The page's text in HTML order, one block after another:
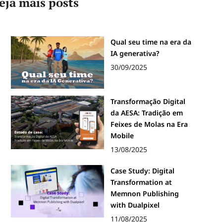
Qual seu time na era da
IA generativa?
30/09/2025
Transformação Digital
da AESA: Tradição em
Feixes de Molas na Era
Mobile
13/08/2025
Case Study: Digital
Transformation at
Memnon Publishing
with Dualpixel
11/08/2025